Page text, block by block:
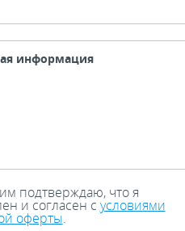
подтверждаю, что я
и согласен с условиями
оферты.